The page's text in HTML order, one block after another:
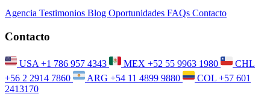
Agencia Testimonios Blog Oportunidades FAQs Contacto
Contacto
USA +1 786 957 4343 MEX +52 55 9963 1980
CHL
+56 2 2914 7860
ARG +54 11 4899 9880 COL +57 601
2413170